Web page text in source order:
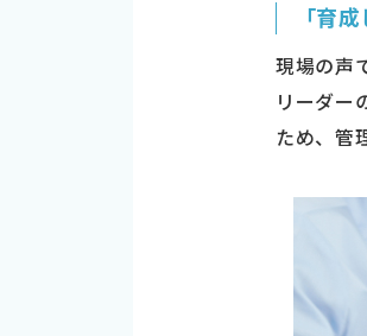
「育
現場の声
リーダー
ため、管